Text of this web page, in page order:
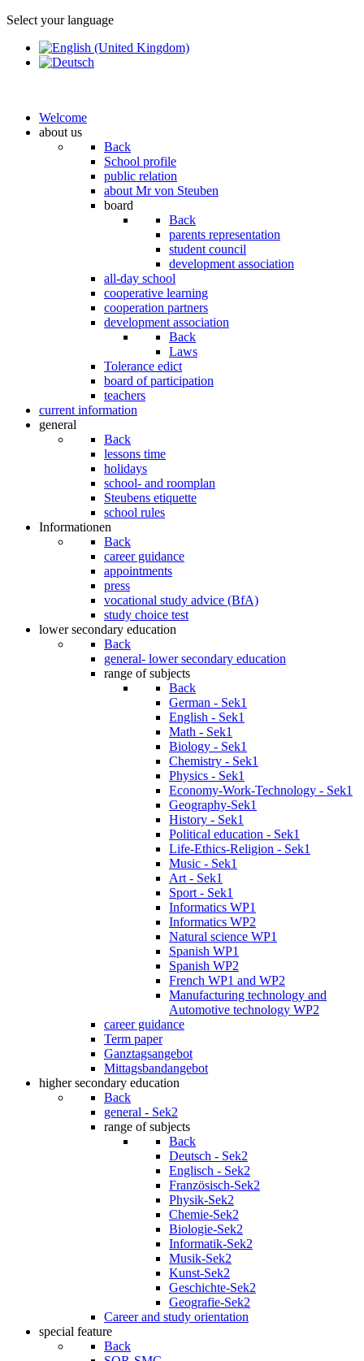
Select your language
Welcome
about us
Back
School profile
public relation
about Mr von Steuben
board
Back
parents representation
student council
development association
all-day school
cooperative learning
cooperation partners
development association
Back
Laws
Tolerance edict
board of participation
teachers
current information
general
Back
lessons time
holidays
school- and roomplan
Steubens etiquette
school rules
Informationen
Back
career guidance
appointments
press
vocational study advice (BfA)
study choice test
lower secondary education
Back
general- lower secondary education
range of subjects
Back
German - Sek1
English - Sek1
Math - Sek1
Biology - Sek1
Chemistry - Sek1
Physics - Sek1
Economy-Work-Technology - Sek1
Geography-Sek1
History - Sek1
Political education - Sek1
Life-Ethics-Religion - Sek1
Music - Sek1
Art - Sek1
Sport - Sek1
Informatics WP1
Informatics WP2
Natural science WP1
Spanish WP1
Spanish WP2
French WP1 and WP2
Manufacturing technology and
Automotive technology WP2
career guidance
Term paper
Ganztagsangebot
Mittagsbandangebot
higher secondary education
Back
general - Sek2
range of subjects
Back
Deutsch - Sek2
Englisch - Sek2
Französisch-Sek2
Physik-Sek2
Chemie-Sek2
Biologie-Sek2
Informatik-Sek2
Musik-Sek2
Kunst-Sek2
Geschichte-Sek2
Geografie-Sek2
Career and study orientation
special feature
Back